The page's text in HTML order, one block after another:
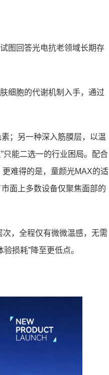
图回答光电抗老领域长期存
细胞的代谢机制入手，通过
；另一种深入筋膜层，以温
只能二选一的行业困局。配合
难得的是，童颜光MAX的适
面上多数设备仅聚焦面部的
，全程仅有微微温感，无需
损耗”降至更低点。